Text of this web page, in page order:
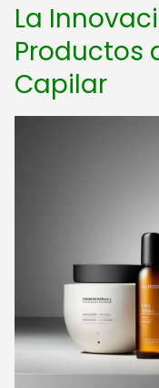
La
Productos
Capilar